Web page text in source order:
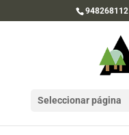
948268112
Seleccionar página